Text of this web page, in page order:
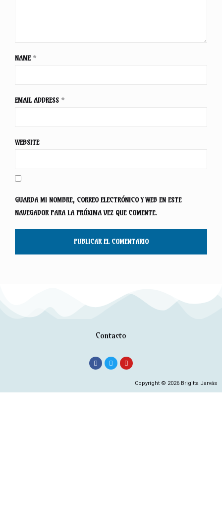
NAME *
EMAIL ADDRESS *
WEBSITE
GUARDA MI NOMBRE, CORREO ELECTRÓNICO Y WEB EN ESTE
NAVEGADOR PARA LA PRÓXIMA VEZ QUE COMENTE.
Contacto
Copyright © 2026 Brigitta Jarvás